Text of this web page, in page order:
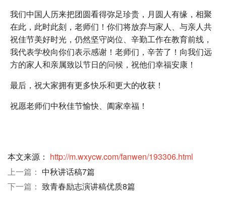
我们中国人历来把团圆看得弥足珍贵，月圆人有缘，相聚
在此，此时此刻，老师们！你们将放弃与家人、与亲人共
祝佳节美好时光，仍然坚守岗位、辛勤工作在教育前线，
我代表学校向你们表示感谢！老师们，辛苦了！向我们远
方的家人和亲属致以节日的问候，祝他们幸福安康！
最后，祝大家拥有更多快乐和更大的收获！
祝愿老师们中秋佳节愉快、阖家幸福！
本文来源： http://m.wxycw.com/fanwen/193306.html
上一篇： 中秋讲话稿7篇
下一篇： 致青春励志演讲稿优质8篇